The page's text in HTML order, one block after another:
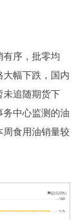
有序，批零均
大幅下跌，国内
未追随期货下
务中心监测的油
周食用油销量较